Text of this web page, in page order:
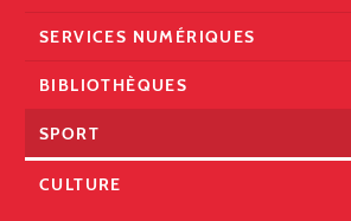
SERVICES NUMÉRIQUES
BIBLIOTHÈQUES
SPORT
CULTURE